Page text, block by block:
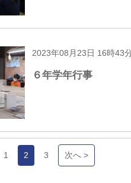
2023年08月23日 16時43
６年学年行事
1 2 3 次へ >